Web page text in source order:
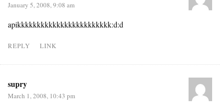
January 5, 2008, 9:08 am
apikkkkkkkkkkkkkkkkkkkkkkkk:d:d
REPLY LINK
supry
March 1, 2008, 10:43 pm